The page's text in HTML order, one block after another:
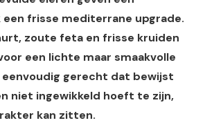
een frisse mediterrane upgrade.
zoute feta en frisse kruiden
een lichte maar smaakvolle
eenvoudig gerecht dat bewijst
niet ingewikkeld hoeft te zijn,
kan zitten.